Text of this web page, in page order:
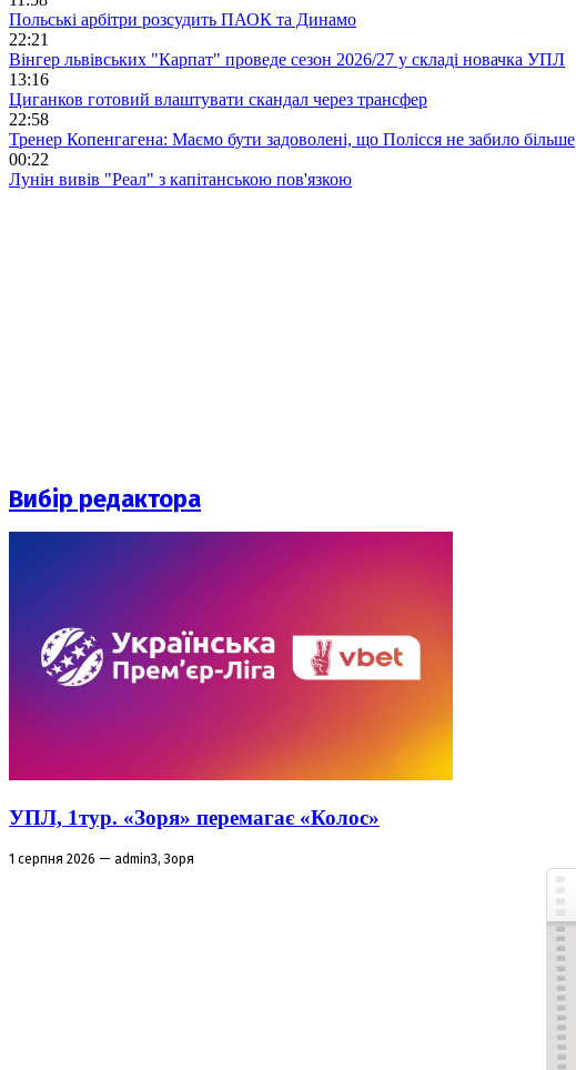
Польські арбітри розсудить ПАОК та Динамо
22:21
Вінгер львівських "Карпат" проведе сезон 2026/27 у складі новачка УПЛ
13:16
Циганков готовий влаштувати скандал через трансфер
22:58
Тренер Копенгагена: Маємо бути задоволені, що Полісся не забило більше
00:22
Лунін вивів "Реал" з капітанською пов'язкою
Вибір редактора
УПЛ, 1тур. «Зоря» перемагає «Колос»
1 серпня 2026 — admin3, Зоря